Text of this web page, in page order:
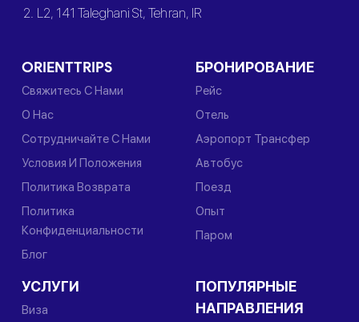
2. L2, 141 Taleghani St, Tehran, IR
ORIENTTRIPS
Свяжитесь С Нами
О Нас
Сотрудничайте С Нами
Условия И Положения
Политика Возврата
Политика
Конфиденциальности
Блог
БРОНИРОВАНИЕ
Рейс
Отель
Аэропорт Трансфер
Автобус
Поезд
Опыт
Паром
УСЛУГИ
Виза
ПОПУЛЯРНЫЕ
НАПРАВЛЕНИЯ